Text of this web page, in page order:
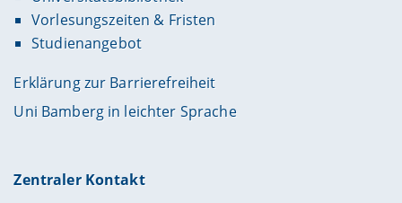
Vorlesungszeiten & Fristen
Studienangebot
Erklärung zur Barrierefreiheit
Uni Bamberg in leichter Sprache
Zentraler Kontakt